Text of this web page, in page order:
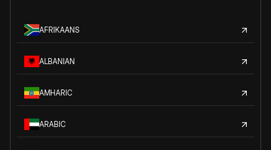
AFRIKAANS
ALBANIAN
AMHARIC
ARABIC